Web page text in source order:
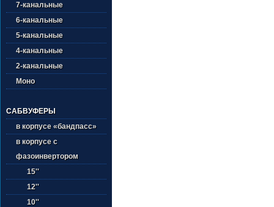
7-канальные
6-канальные
5-канальные
4-канальные
2-канальные
Моно
САБВУФЕРЫ
в корпусе «бандпасс»
в корпусе с
фазоинвертором
15''
12''
10''